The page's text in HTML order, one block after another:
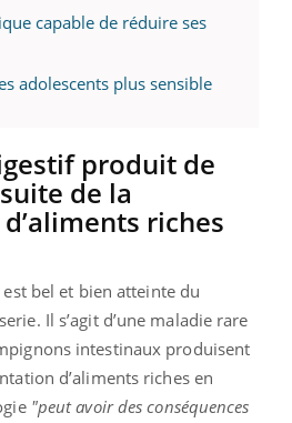
capable de réduire ses
adolescents plus sensible
produit de
de la
riches
bel et bien atteinte du
Il s’agit d’une maladie rare
intestinaux produisent
d’aliments riches en
"peut avoir des conséquences